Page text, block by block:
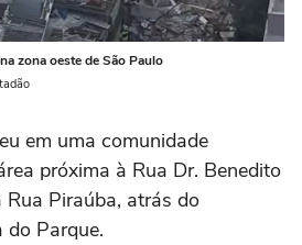
zona oeste de São Paulo
em uma comunidade
próxima à Rua Dr. Benedito
Rua Piraúba, atrás do
do Parque.